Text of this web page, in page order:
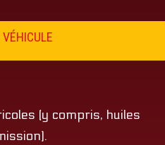
(y compris, huiles